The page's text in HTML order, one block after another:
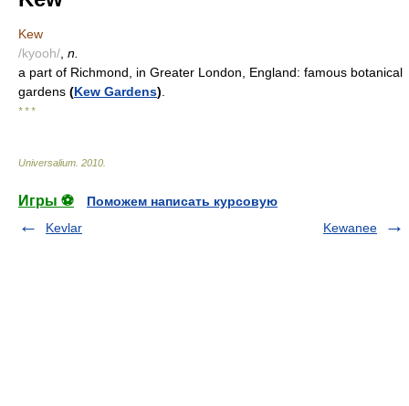
Kew
/kyooh/ n.
a part of Richmond, in Greater London, England: famous botanical
gardens (Kew Gardens)
* * *
Universalium 2010
Игры ⚽
Поможем написать курсовую
Kevlar
Kewanee